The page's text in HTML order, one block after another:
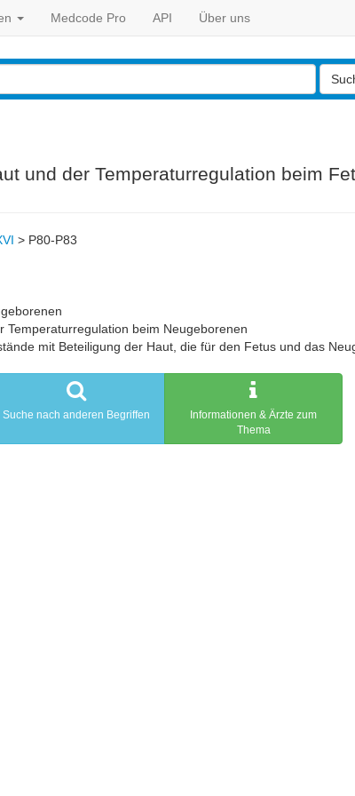
Medcode Pro API Über uns
und der Temperaturregulation beim
> P80-P83
Temperaturregulation beim Neugeborenen
mit Beteiligung der Haut, die für den Fetus und das
Suche nach anderen Begriffen
Informationen & Ärzte zum
Thema